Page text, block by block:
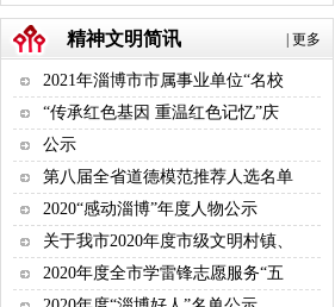
更多
精神文明简讯
2021年淄博市市属事业单位“名校
“传承红色基因 重温红色记忆”庆
公示
第八届全省道德模范推荐人选名单
2020“感动淄博”年度人物公示
关于我市2020年度市级文明村镇、
2020年度全市学雷锋志愿服务“五